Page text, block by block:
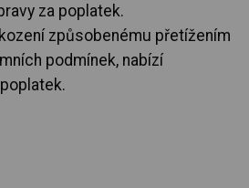
za poplatek.
způsobenému přetížením
podmínek, nabízí